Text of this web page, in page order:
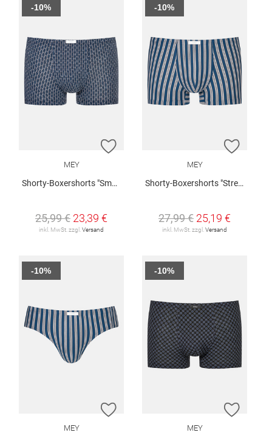
ZUR WUNSCHLISTE HINZUFÜGEN
MEY
Shorty-Boxershorts "Smart Chains"
25,99 € 23,39 €
inkl. MwSt. zzgl.Versand
-10%
ZUR
MEY
Shorty-Boxershorts "Stream Stripes"
27,99 € 25,19 €
inkl. MwSt. zzgl.Versand
-10%
ZUR WUNSCHLISTE HINZUFÜGEN
MEY
-10%
ZUR
MEY
-10%